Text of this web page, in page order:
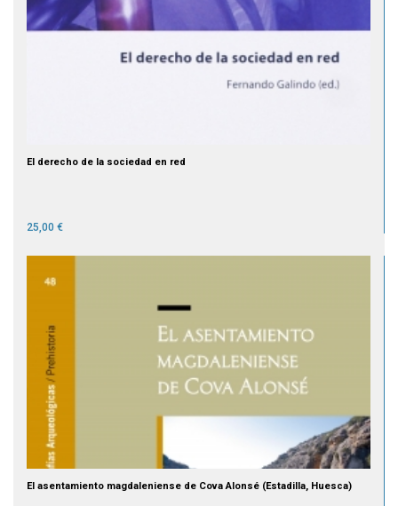
El derecho de la sociedad en red
25,00 €
El asentamiento magdaleniense de Cova Alonsé (Estadilla, Huesca)